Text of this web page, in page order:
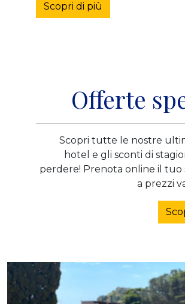
Scopri di più
Offerte
Scopri tutte le nostre
hotel e gli sconti di
perdere! Prenota online il tuo
a prezzi